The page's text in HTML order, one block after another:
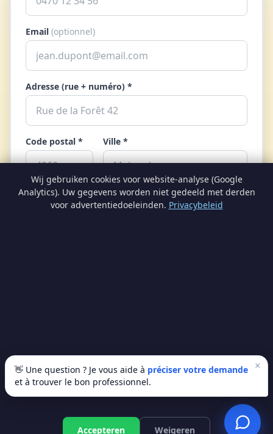
Wij gebruiken cookies voor website-analyse (Google
Analytics). Uw gegevens worden niet gedeeld met derden
voor advertentiedoeleinden. Privacybeleid
Accepteren Weigeren
Gratis offerte
Email (optionnel)
Adresse (rue + numéro) *
Code postal * Ville *
Nombre de palettes *
🪵 Réserver ma palette ×
👋 Une question ? Je vous aide à préciser votre demande
et à trouver le bon professionnel.